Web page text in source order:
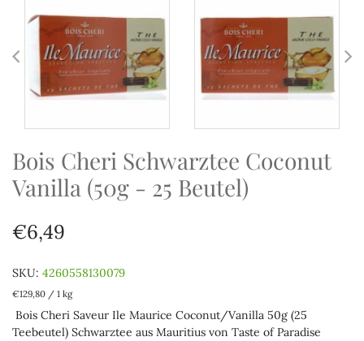
Bois Cheri Schwarztee Coconut
Vanilla (50g - 25 Beutel)
€6,49
SKU: 4260558130079
€129,80 / 1 kg
Bois Cheri Saveur Ile Maurice Coconut/Vanilla 50g (25
Teebeutel) Schwarztee aus Mauritius von Taste of Paradise